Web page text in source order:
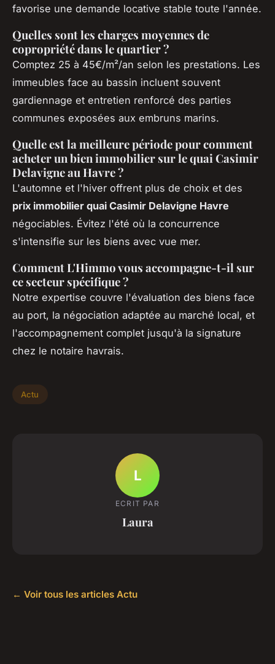
favorise une demande locative stable toute l'année.
Quelles sont les charges moyennes de
copropriété dans le quartier ?
Comptez 25 à 45€/m²/an selon les prestations. Les
immeubles face au bassin incluent souvent
gardiennage et entretien renforcé des parties
communes exposées aux embruns marins.
Quelle est la meilleure période pour comment
acheter un bien immobilier sur le quai Casimir
Delavigne au Havre ?
L'automne et l'hiver offrent plus de choix et des
prix immobilier quai Casimir Delavigne Havre
négociables. Évitez l'été où la concurrence
s'intensifie sur les biens avec vue mer.
Comment L'Himmo vous accompagne-t-il sur
ce secteur spécifique ?
Notre expertise couvre l'évaluation des biens face
au port, la négociation adaptée au marché local, et
l'accompagnement complet jusqu'à la signature
chez le notaire havrais.
Actu
L
ECRIT PAR
Laura
← Voir tous les articles Actu